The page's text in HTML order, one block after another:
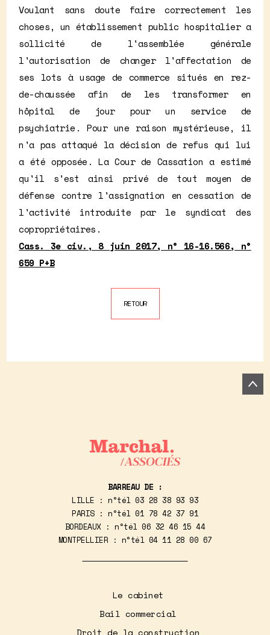
Voulant sans doute faire correctement les
choses, un établissement public hospitalier a
sollicité de l'assemblée générale
l'autorisation de changer l'affectation de
ses lots à usage de commerce situés en rez-
de-chaussée afin de les transformer en
hôpital de jour pour un service de
psychiatrie. Pour une raison mystérieuse, il
n'a pas attaqué la décision de refus qui lui
a été opposée. La Cour de Cassation a estimé
qu'il s'est ainsi privé de tout moyen de
défense contre l'assignation en cessation de
l'activité introduite par le syndicat des
copropriétaires.
Cass. 3e civ., 8 juin 2017, n° 16-16.566, n°
659 P+B
RETOUR
BARREAU DE :
LILLE : n°tél 03 28 38 93 93
PARIS : n°tél 01 78 42 37 91
BORDEAUX : n°tél06 32 46 15 44
MONTPELLIER : n°tél 04 11 28 00 67
Le cabinet
Bail commercial